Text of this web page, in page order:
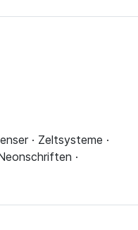
· Zeltsysteme ·
·